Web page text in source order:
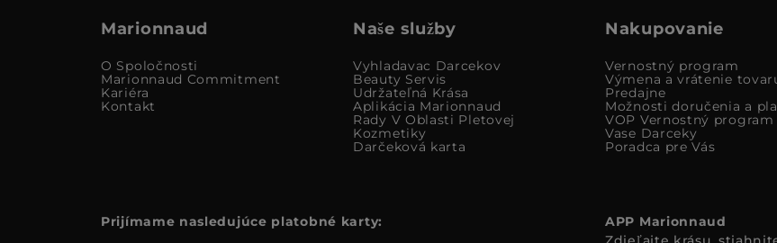
Marionnaud
O Spoločnosti
Marionnaud Commitment
Kariéra
Kontakt
Naše služby
Vyhladavac Darcekov
Beauty Servis
Udržateľná Krása
Aplikácia Marionnaud
Rady V Oblasti Pletovej
Kozmetiky
Darčeková karta
Nakupovanie
Vernostný program
Výmena a vrátenie
Predajne
Možnosti doručenia a
VOP Vernostný program
Vase Darceky
Poradca pre Vás
Prijímame nasledujúce platobné karty:
APP Marionnaud